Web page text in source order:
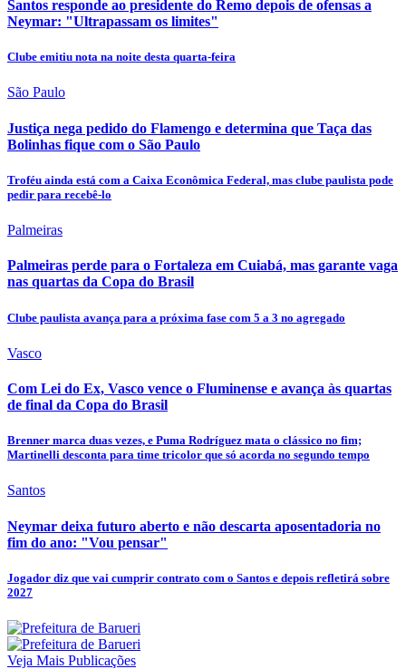
Santos responde ao presidente do Remo depois de ofensas a
Neymar: "Ultrapassam os limites"
Clube emitiu nota na noite desta quarta-feira
São Paulo
Justiça nega pedido do Flamengo e determina que Taça das
Bolinhas fique com o São Paulo
Troféu ainda está com a Caixa Econômica Federal, mas clube paulista pode
pedir para recebê-lo
Palmeiras
Palmeiras perde para o Fortaleza em Cuiabá, mas garante vaga
nas quartas da Copa do Brasil
Clube paulista avança para a próxima fase com 5 a 3 no agregado
Vasco
Com Lei do Ex, Vasco vence o Fluminense e avança às quartas
de final da Copa do Brasil
Brenner marca duas vezes, e Puma Rodríguez mata o clássico no fim;
Martinelli desconta para time tricolor que só acorda no segundo tempo
Santos
Neymar deixa futuro aberto e não descarta aposentadoria no
fim do ano: "Vou pensar"
Jogador diz que vai cumprir contrato com o Santos e depois refletirá sobre
2027
Veja Mais Publicações